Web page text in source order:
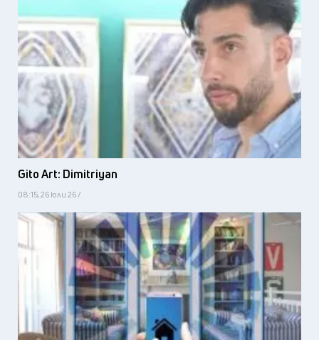
Gito Art: Dimitriyan
08:15, 26 юли 26 /